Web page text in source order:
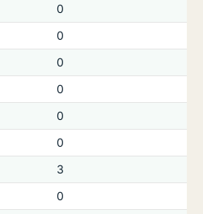
0
0
0
0
0
0
3
0